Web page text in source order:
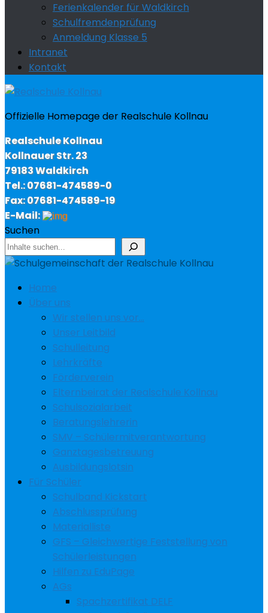
Ferienkalender für Waldkirch
Schulfremdenprüfung
Anmeldung Klasse 5
Intranet
Kontakt
Offizielle Homepage der Realschule Kollnau
Realschule Kollnau
Kollnauer Str. 23
79183 Waldkirch
Tel.: 07681-474589-0
Fax: 07681-474589-19
E-Mail:
Suchen
Home
Über uns
Wir stellen uns vor…
Unser Leitbild
Schulleitung
Lehrkräfte
Förderverein
Elternbeirat der Realschule Kollnau
Schulsozialarbeit
Beratungslehrerin
SMV – Schülermitverantwortung
Ganztagesbetreuung
Ausbildungslotsin
Für Schüler
Schulband Kickstart
Abschlussprüfung
Materialliste
GFS – Gleichwertige Feststellung von
Schülerleistungen
Hilfen zu EduPage
AGs
Spachzertifikat DELF